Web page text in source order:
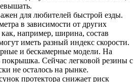
для любителей быстрой езды.
в зависимости от других
например, ширина, состав
иметь разный индекс скорости.
и бескамерные модели. На
покрышка. Сейчас легковой резины с
не осталось на рынке.
протектора снижает риск